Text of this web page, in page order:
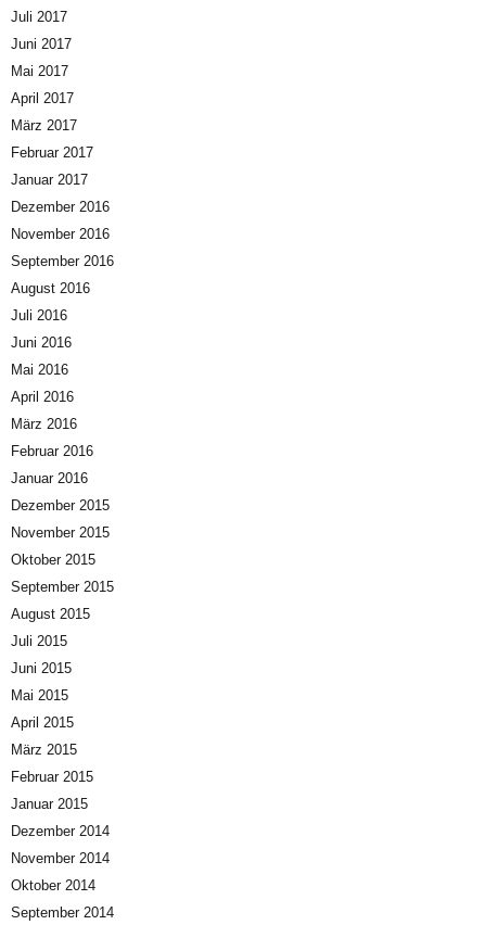
Juli 2017
Juni 2017
Mai 2017
April 2017
März 2017
Februar 2017
Januar 2017
Dezember 2016
November 2016
September 2016
August 2016
Juli 2016
Juni 2016
Mai 2016
April 2016
März 2016
Februar 2016
Januar 2016
Dezember 2015
November 2015
Oktober 2015
September 2015
August 2015
Juli 2015
Juni 2015
Mai 2015
April 2015
März 2015
Februar 2015
Januar 2015
Dezember 2014
November 2014
Oktober 2014
September 2014